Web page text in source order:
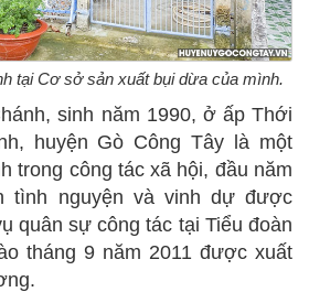
tại Cơ sở sản xuất bụi dừa của mình.
sinh năm 1990, ở ấp Thới
huyện Gò Công Tây là một
trong công tác xã hội, đầu năm
tình nguyện và vinh dự được
quân sự công tác tại Tiểu đoàn
tháng 9 năm 2011 được xuất